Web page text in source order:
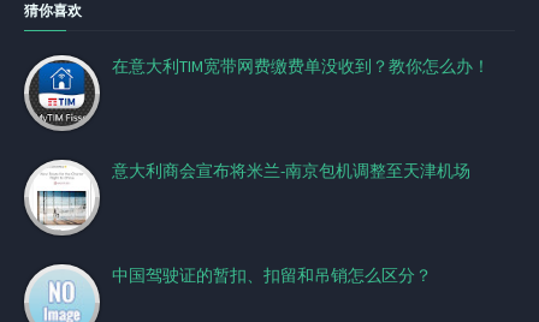
猜你喜欢
在意大利TIM宽带网费缴费单没收到？教你怎么办！
意大利商会宣布将米兰-南京包机调整至天津机场
中国驾驶证的暂扣、扣留和吊销怎么区分？